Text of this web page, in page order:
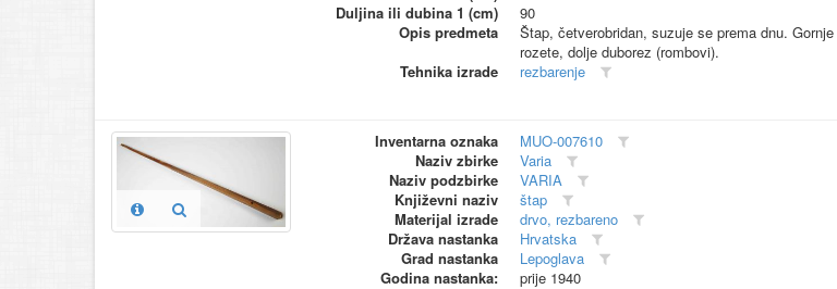
Duljina ili dubina 1 (cm)
90
Opis predmeta
Štap, četverobridan, suzuje se prema dnu.
rozete, dolje duborez (rombovi).
Tehnika izrade
rezbarenje
Inventarna oznaka
MUO-007610
Naziv zbirke
Varia
Naziv podzbirke
VARIA
Književni naziv
štap
Materijal izrade
drvo, rezbareno
Država nastanka
Hrvatska
Grad nastanka
Lepoglava
Godina nastanka:
prije 1940